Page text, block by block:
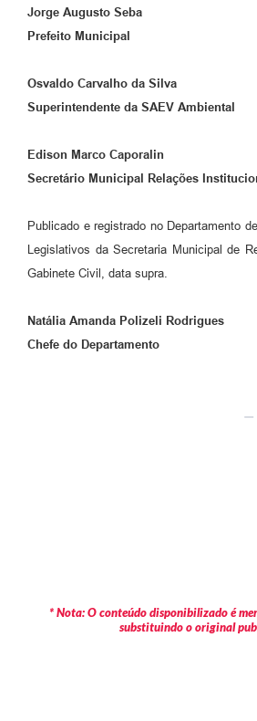
Jorge Augusto Seba
Prefeito Municipal
Osvaldo Carvalho da Silva
Superintendente da SAEV Ambiental
Edison Marco Caporalin
Secretário Municipal Relações
Publicado e registrado no Departamento
Legislativos da Secretaria Municipal de
Gabinete Civil, data supra.
Natália Amanda Polizeli Rodrigues
Chefe do Departamento
* Nota: O conteúdo disponibilizado é
substituindo o original